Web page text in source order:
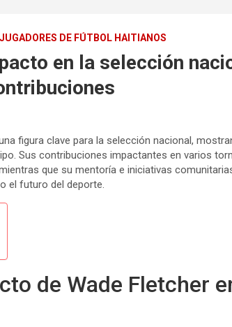
DE FÚTBOL HAITIANOS
en la selección
figura clave para la selección nacional,
Sus contribuciones impactantes en varios
que su mentoría e iniciativas
el futuro del deporte.
de Wade Fletcher